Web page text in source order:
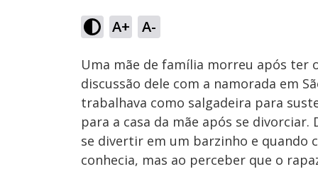
A+ A-
Ativar
Som
11.49%
Uma mãe de família morreu após
discussão dele com a namorada em
trabalhava como salgadeira para
para a casa da mãe após se
se divertir em um barzinho e quando
conhecia, mas ao perceber que o